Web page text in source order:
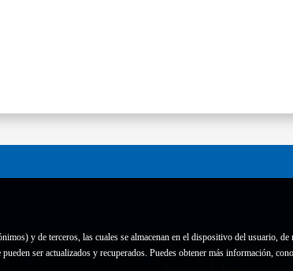
y de terceros, las cuales se almacenan en el dispositivo del usuario, de
ser actualizados y recuperados. Puedes obtener más información,
Contacto